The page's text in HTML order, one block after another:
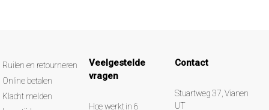
Ruilen en retourneren
Online betalen
Klacht melden
Veelgestelde
vragen
Hoe werkt in 6
Contact
Stuartweg 37, Vianen
UT